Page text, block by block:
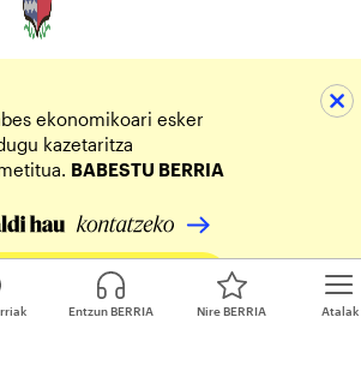
Atalak
Entzun BERRIA Nire BERRIA
ekonomikoari esker
kazetaritza
BABESTU BERRIA
zure ekarpena